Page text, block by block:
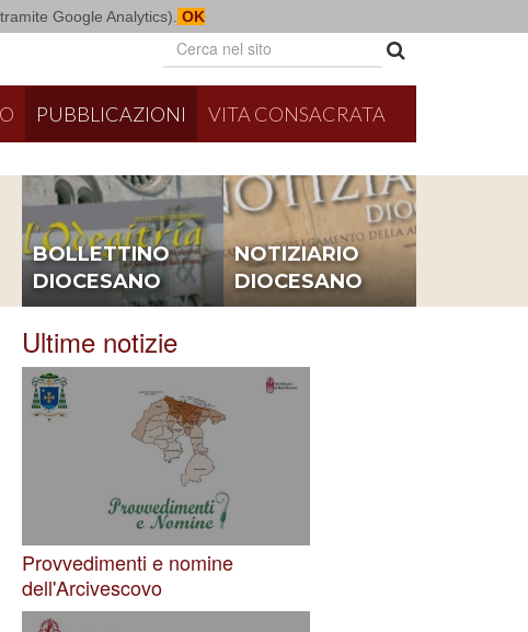
Google Analytics). OK
PUBBLICAZIONI VITA CONSACRATA
BOLLETTINO
DIOCESANO
NOTIZIARIO
DIOCESANO
Ultime notizie
Provvedimenti e nomine
dell'Arcivescovo